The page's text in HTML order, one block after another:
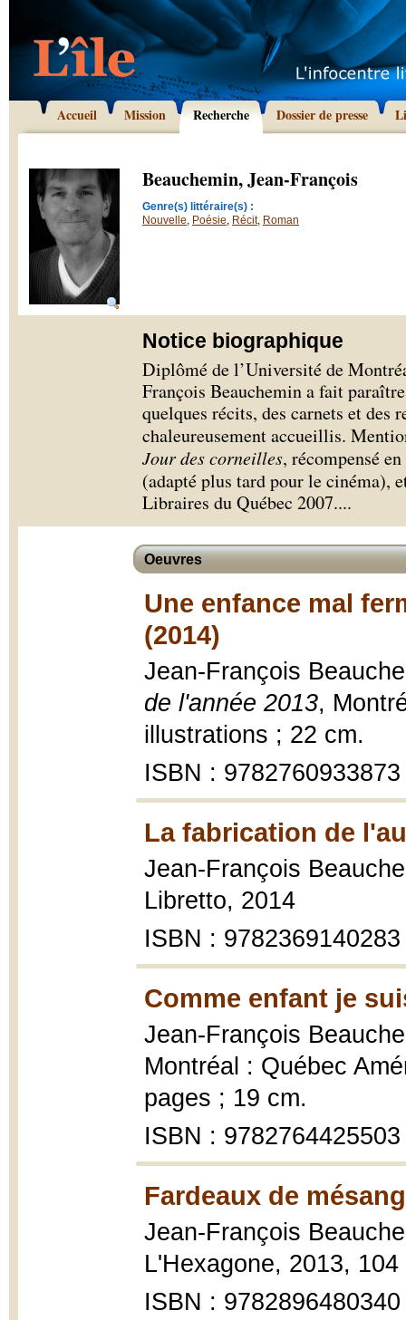
Accueil Mission Recherche Dossier de presse
Beauchemin, Jean-François
Genre(s) littéraire(s) :
Nouvelle, Poésie, Récit, Roman
Notice biographique
Diplômé de l’Université de
François Beauchemin a fait
quelques récits, des carnets et des
chaleureusement accueillis.
Jour des corneilles, récompensé
(adapté plus tard pour le cinéma),
Libraires du Québec 2007....
Oeuvres
Une enfance mal
(2014)
Jean-François
de l'année 2013,
illustrations ; 22 cm.
ISBN : 9782760933873
La fabrication de
Jean-François
Libretto, 2014
ISBN : 9782369140283
Comme enfant je
Jean-François
Montréal : Québec
pages ; 19 cm.
ISBN : 9782764425503
Fardeaux de
Jean-François
L'Hexagone, 2013,
ISBN : 9782896480340